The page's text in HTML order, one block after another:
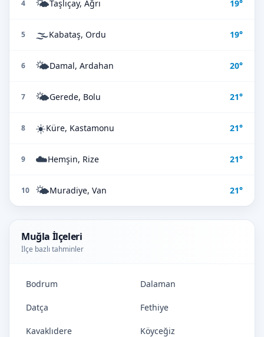
4 🌤️Taşlıçay, Ağrı 19°
5 🌫️Kabataş, Ordu 19°
6 🌤️Damal, Ardahan 20°
7 🌤️Gerede, Bolu 21°
8 ☀️Küre, Kastamonu 21°
9 ☁️Hemşin, Rize 21°
10 🌤️Muradiye, Van 21°
Muğla İlçeleri
İlçe bazlı tahminler
Bodrum Dalaman
Datça Fethiye
Kavaklıdere Köyceğiz